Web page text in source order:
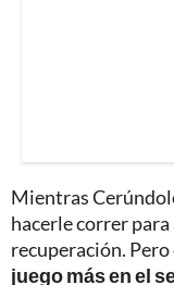
Mientras
hacerle correr
recuperación. Pero
juego más en el